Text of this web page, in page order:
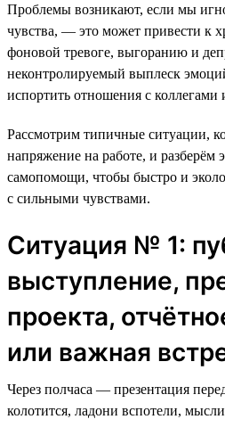
Проблемы возникают, если мы
чувства, — это может привести к
фоновой тревоге, выгоранию и
неконтролируемый выплеск
испортить отношения с коллегами
Рассмотрим типичные ситуации,
напряжение на работе, и разберём
самопомощи, чтобы быстро и
с сильными чувствами.
Ситуация № 1:
выступление,
проекта,
или важная
Через полчаса — презентация
колотится, ладони вспотели,